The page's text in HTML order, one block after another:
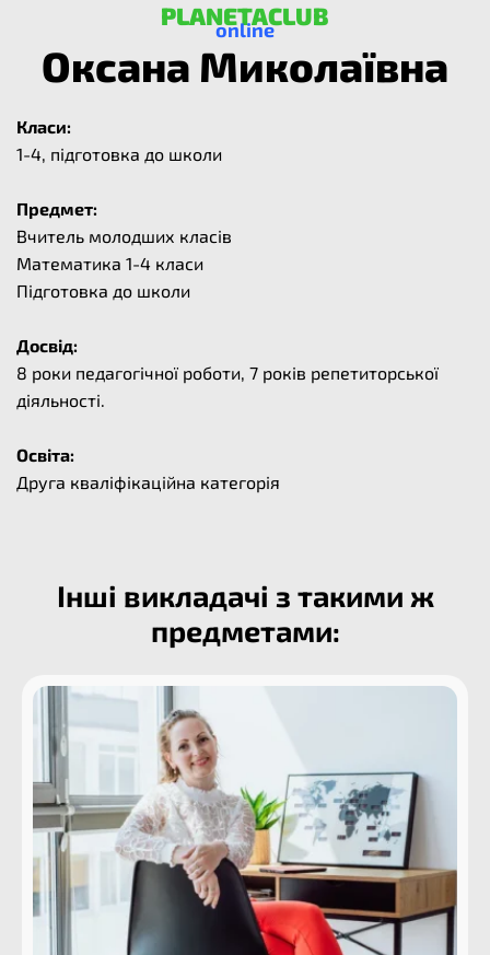
PLANETACLUB
online
Оксана Миколаївна
Класи:
1-4, підготовка до школи
Предмет:
Вчитель молодших класів
Математика 1-4 класи
Підготовка до школи
Досвід:
8 роки педагогічної роботи, 7 років репетиторської
діяльності.
Освіта:
Друга кваліфікаційна категорія
Інші викладачі з такими ж
предметами: